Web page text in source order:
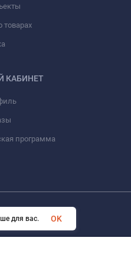
товарах
КАБИНЕТ
программа
для вас. OK